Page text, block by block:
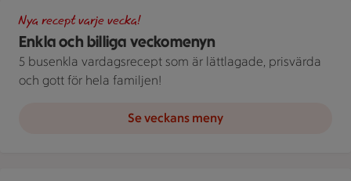
Enkla och billiga veckomenyn
Nya recept varje vecka!
5 busenkla vardagsrecept som är lättlagade, prisvärda
och gott för hela familjen!
Se veckans meny